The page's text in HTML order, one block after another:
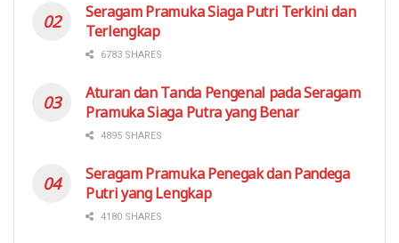
Seragam Pramuka Siaga Putri Terkini dan
Terlengkap
6783 SHARES
Aturan dan Tanda Pengenal pada Seragam
Pramuka Siaga Putra yang Benar
4895 SHARES
Seragam Pramuka Penegak dan Pandega
Putri yang Lengkap
4180 SHARES